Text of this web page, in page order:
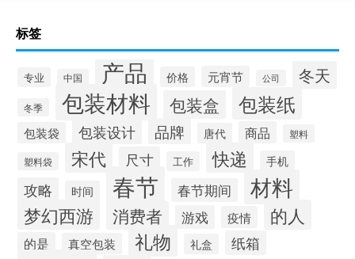
标签
专业 中国 产品 价格 元宵节 公司 冬天
冬季 包装材料 包装盒 包装纸
包装袋 包装设计 品牌 唐代 商品 塑料
塑料袋 宋代 尺寸 工作 快递 手机
攻略 时间 春节 春节期间 材料
梦幻西游 消费者 游戏 疫情 的人
的是 真空包装 礼物 礼盒 纸箱